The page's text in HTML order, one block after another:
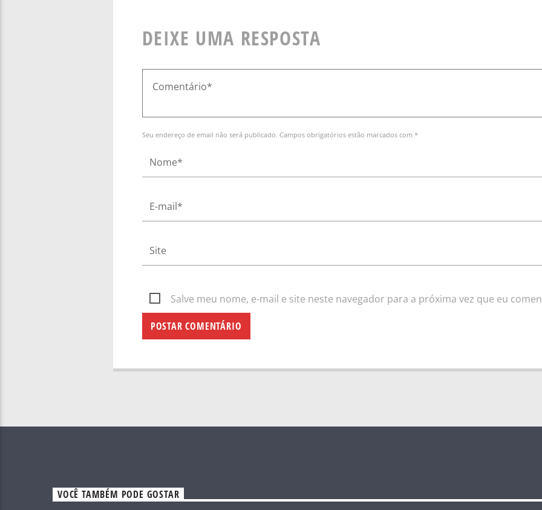
DEIXE UMA RESPOSTA
Seu endereço de email não será publicado. Campos obrigatórios estão marcados com *
Salve meu nome, e-mail e site neste navegador para a próxima vez que eu
VOCÊ TAMBÉM PODE GOSTAR